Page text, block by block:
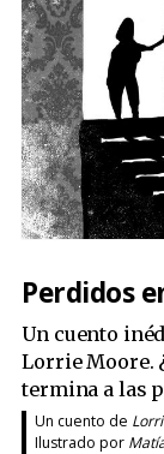
Perdidos
Un cuento
Lorrie Moore.
termina a las
Un cuento de
Ilustrado por